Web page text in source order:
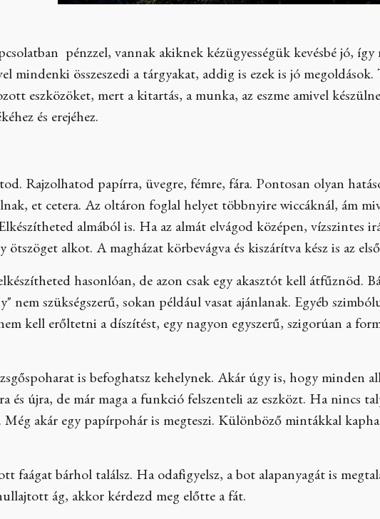
pénzzel, vannak akiknek kézügyességük kevésbé jó, így
mindenki összeszedi a tárgyakat, addig is ezek is jó megoldások.
eszközöket, mert a kitartás, a munka, az eszme amivel
és erejéhez.
Rajzolhatod papírra, üvegre, fémre, fára. Pontosan olyan
et cetera. Az oltáron foglal helyet többnyire wiccáknál, ám
almából is. Ha az almát elvágod középen, vízszintes
ötszöget alkot. A magházat körbevágva és kiszárítva kész is az
hasonlóan, de azon csak egy akasztót kell átfűznöd.
nem szükségszerű, sokan például vasat ajánlanak. Egyéb
kell erőltetni a díszítést, egy nagyon egyszerű, szigorúan a
is befoghatsz kehelynek. Akár úgy is, hogy minden
és újra, de már maga a funkció felszenteli az eszközt. Ha nincs
Még akár egy papírpohár is megteszi. Különböző mintákkal
faágat bárhol találsz. Ha odafigyelsz, a bot alapanyagát is
ág, akkor kérdezd meg előtte a fát.